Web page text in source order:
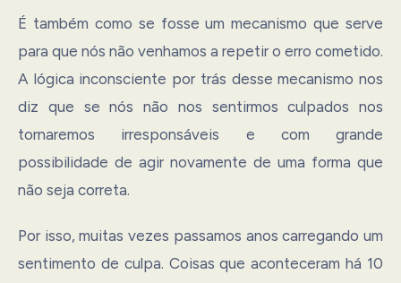
É também como se fosse um mecanismo que serve
para que nós não venhamos a repetir o erro cometido.
A lógica inconsciente por trás desse mecanismo nos
diz que se nós não nos sentirmos culpados nos
tornaremos irresponsáveis e com grande
possibilidade de agir novamente de uma forma que
não seja correta.
Por isso, muitas vezes passamos anos carregando um
sentimento de culpa. Coisas que aconteceram há 10